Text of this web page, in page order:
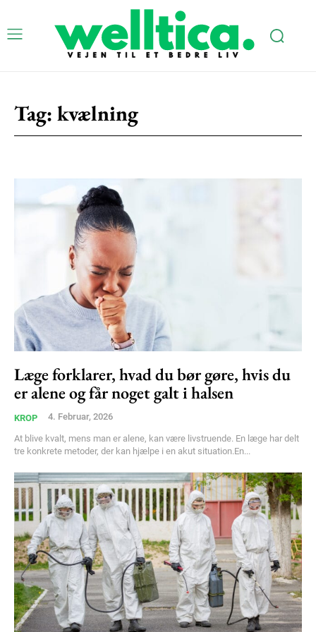
Subscription Plans
Free limited access
Gratis / forever
Etiam est nibh, lobortis sit
Ut mollis pellentesque tortor
Nullam eu erat condimentum
Donec quis est ac felis
Orci varius natoque dolor
Tag: kvælning
Læge forklarer, hvad du bør gøre, hvis du
er alene og får noget galt i halsen
KROP 4. Februar, 2026
At blive kvalt, mens man er alene, kan være livstruende. En læge har delt
tre konkrete metoder, der kan hjælpe i en akut situation.En...